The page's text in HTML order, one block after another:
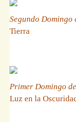
Segundo Domingo
Tierra
Primer Domingo
Luz en la